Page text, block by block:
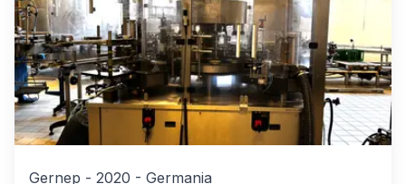
Gernep - 2020 - Germania